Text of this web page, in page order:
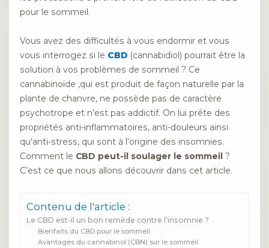
pour le sommeil.
Vous avez des difficultés à vous endormir et vous
vous interrogez si le CBD (cannabidiol) pourrait être la
solution à vos problèmes de sommeil ? Ce
cannabinoïde ,qui est produit de façon naturelle par la
plante de chanvre, ne possède pas de caractère
psychotrope et n’est pas addictif. On lui prête des
propriétés anti-inflammatoires, anti-douleurs ainsi
qu’anti-stress, qui sont à l’origine des insomnies.
Comment le CBD peut-il soulager le sommeil ?
C’est ce que nous allons découvrir dans cet article.
Contenu de l'article :
Le CBD est-il un bon remède contre l’insomnie ?
Bienfaits du CBD pour le sommeil
Avantages du cannabinol (CBN) sur le sommeil